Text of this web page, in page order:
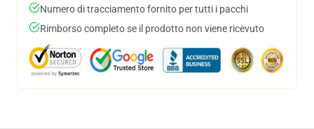
Numero di tracciamento fornito per tutti i pacchi
Rimborso completo se il prodotto non viene ricevuto